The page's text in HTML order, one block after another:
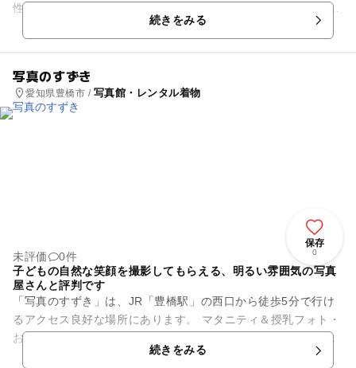
性は身長185cmくらいまで、女性は身長175cmくらいまで対応
続きをみる
写真のすずき
愛知県豊橋市 / 写真館・レンタル着物
保存
0
未評価
0件
子どもの自然な笑顔を撮影してもらえる、明るい雰囲気の写真
屋さんと評判です
「写真のすずき」は、JR「豊橋駅」の西口から徒歩5分で行け
るアクセス良好な場所にあります。 マタニティ＆授乳フォト・
お宮参り・百日祝い・ハーフバースディ・桃の節句や端午の節
続きをみる